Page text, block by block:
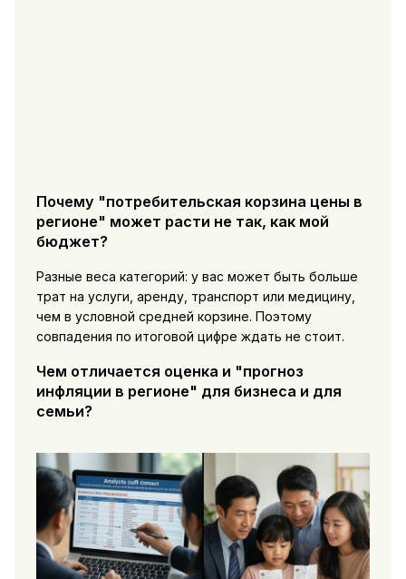
Почему "потребительская корзина цены в
регионе" может расти не так, как мой
бюджет?
Разные веса категорий: у вас может быть больше
трат на услуги, аренду, транспорт или медицину,
чем в условной средней корзине. Поэтому
совпадения по итоговой цифре ждать не стоит.
Чем отличается оценка и "прогноз
инфляции в регионе" для бизнеса и для
семьи?